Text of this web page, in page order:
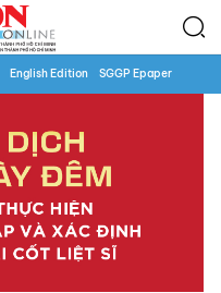
English Edition SGGP Epaper